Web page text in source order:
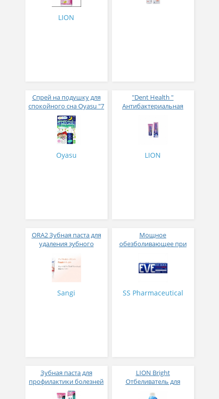
LION
Спрей на подушку для
спокойного сна Oyasu "7
эфирных масел" 60 мл
Oyasu
"Dent Health "
Антибактериальная
профилактическая
зубная паста для
LION
ORA2 Зубная паста для
удаления зубного
белизны зубам (яблоко
и мята)
Sangi
Мощное
обезболивающее при
QUICK № 20
SS Pharmaceutical
Зубная паста для
профилактики болезней
десен усиленная
LION Bright
Отбеливатель для